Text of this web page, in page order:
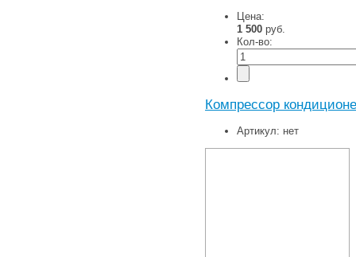
Цена:
1 500 руб.
Кол-во:
Компрессор
Артикул: нет